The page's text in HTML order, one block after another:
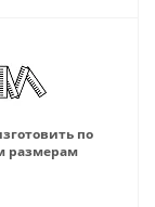
по
размерам